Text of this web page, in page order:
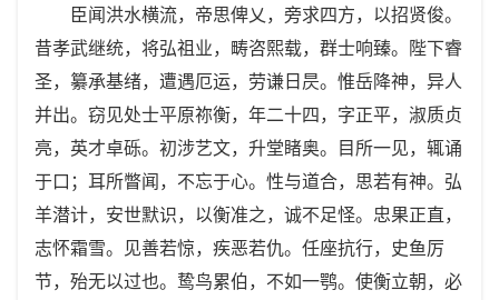
臣闻洪水横流，帝思俾乂，旁求四方，以招贤俊。
昔孝武继统，将弘祖业，畴咨熙载，群士响臻。陛下睿
圣，纂承基绪，遭遇厄运，劳谦日昃。惟岳降神，异人
并出。窃见处士平原祢衡，年二十四，字正平，淑质贞
亮，英才卓砾。初涉艺文，升堂睹奥。目所一见，辄诵
于口；耳所瞥闻，不忘于心。性与道合，思若有神。弘
羊潜计，安世默识，以衡准之，诚不足怪。忠果正直，
志怀霜雪。见善若惊，疾恶若仇。任座抗行，史鱼厉
节，殆无以过也。鸷鸟累伯，不如一鹗。使衡立朝，必